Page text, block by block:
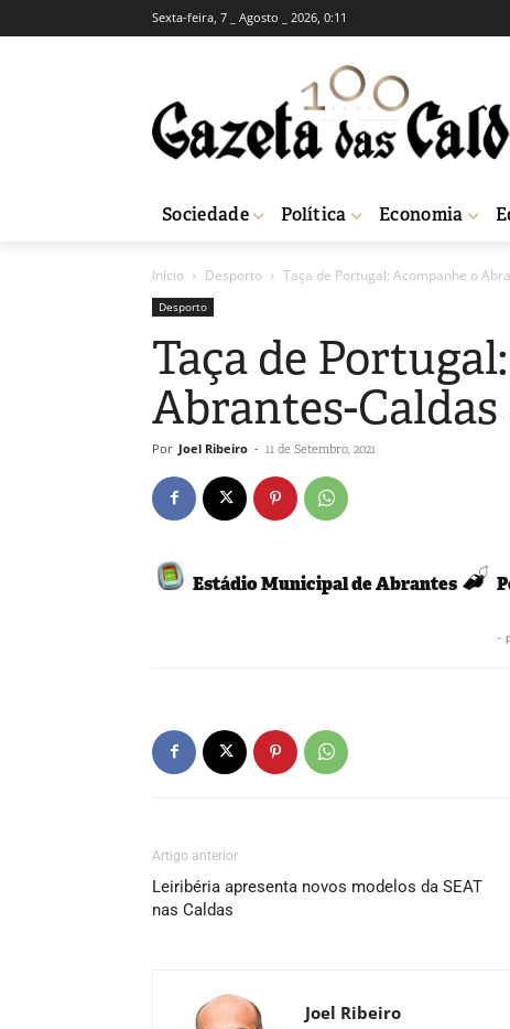
Sexta-feira, 7 _ Agosto _ 2026, 0:11
Sociedade Política Economia
Início Desporto Taça de Portugal: Acompanhe o
Desporto
Taça de
Abrantes-Caldas
Por Joel Ribeiro - 11 de Setembro, 2021
Estádio Municipal de Abrantes
-
Artigo anterior
Leiribéria apresenta novos modelos da SEAT
nas Caldas
Joel Ribeiro